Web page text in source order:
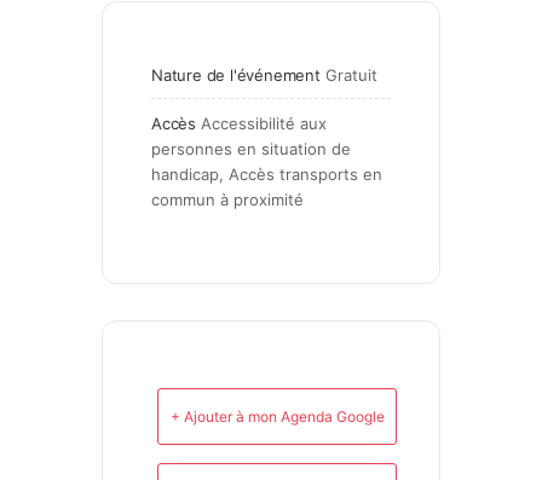
Nature de l'événement Gratuit
Accès Accessibilité aux
personnes en situation de
handicap, Accès transports en
commun à proximité
+ Ajouter à mon Agenda Google